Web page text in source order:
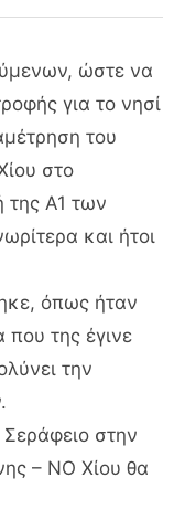
ώστε να
για το νησί
του
στο
της Α1 των
και ήτοι
όπως ήταν
που της έγινε
την
στην
– ΝΟ Χίου θα